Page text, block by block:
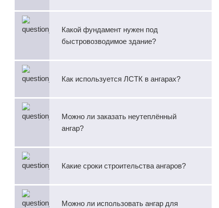
Какой фундамент нужен под
быстровозводимое здание?
Как используется ЛСТК в ангарах?
Можно ли заказать неутеплённый
ангар?
Какие сроки строительства ангаров?
Можно ли использовать ангар для